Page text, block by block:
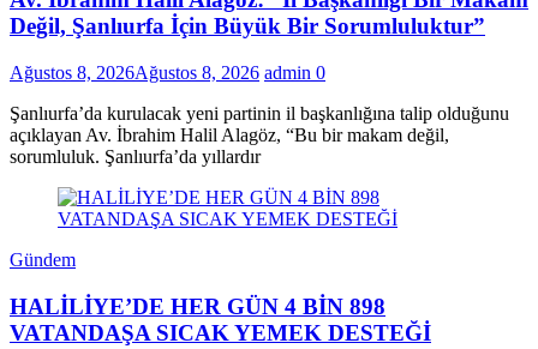
Değil, Şanlıurfa İçin Büyük Bir Sorumluluktur”
Ağustos 8, 2026Ağustos 8, 2026 admin 0
Şanlıurfa’da kurulacak yeni partinin il başkanlığına talip olduğunu
açıklayan Av. İbrahim Halil Alagöz, “Bu bir makam değil,
sorumluluk. Şanlıurfa’da yıllardır
Gündem
HALİLİYE’DE HER GÜN 4 BİN 898
VATANDAŞA SICAK YEMEK DESTEĞİ